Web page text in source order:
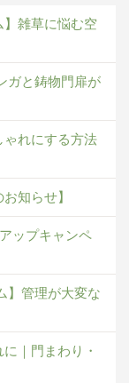
】雑草に悩む空
ガと鋳物門扉が
ゃれにする方法
知らせ】
ップキャンペ
】管理が大変な
｜門まわり・